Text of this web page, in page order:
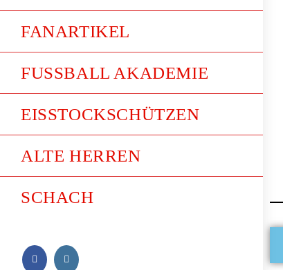
FANARTIKEL
FUSSBALL AKADEMIE
EISSTOCKSCHÜTZEN
ALTE HERREN
SCHACH